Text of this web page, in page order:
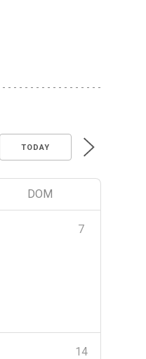
TODAY
DOM
7
14